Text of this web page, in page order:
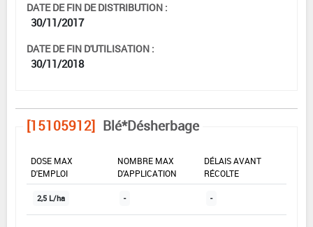
DATE DE FIN DE DISTRIBUTION :
30/11/2017
DATE DE FIN D'UTILISATION :
30/11/2018
[15105912] Blé*Désherbage
DOSE MAX
D'EMPLOI
NOMBRE MAX
D'APPLICATION
DÉLAIS AVANT
RÉCOLTE
2,5 L/ha - -